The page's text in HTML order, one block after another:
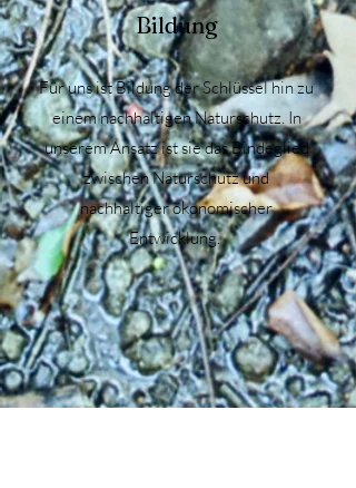
Bildung
Für uns ist Bildung der Schlüssel hin zu
einem nachhaltigen Naturschutz. In
unserem Ansatz ist sie das Bindeglied
zwischen Naturschutz und
nachhaltiger ökonomischer
Entwicklung.